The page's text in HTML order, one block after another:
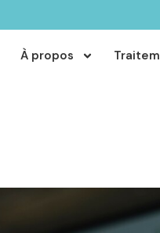
À propos